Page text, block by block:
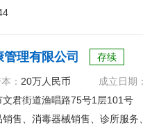
理有限公司 存续
： 20万人民币
成立日期
君街道渔唱路75号1层101号
售、消毒器械销售、诊所服